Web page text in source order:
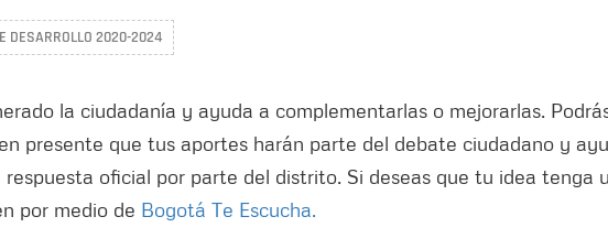
DESARROLLO 2020-2024
la ciudadanía y ayuda a complementarlas o mejorarlas.
presente que tus aportes harán parte del debate ciudadano y
oficial por parte del distrito. Si deseas que tu idea
por medio de Bogotá Te Escucha.